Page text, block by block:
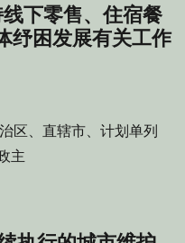
下零售、住宿餐
纾困发展有关工作
区、直辖市、计划单列
主